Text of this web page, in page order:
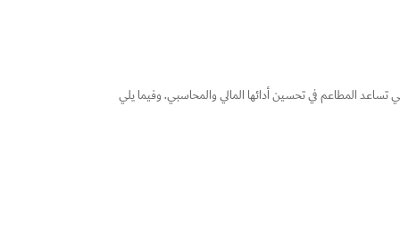
المطاعم في تحسين أدائها المالي والمحاسبي. وفيما يلي